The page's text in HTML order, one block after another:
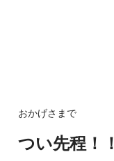
おかげさまで
つい先程！！